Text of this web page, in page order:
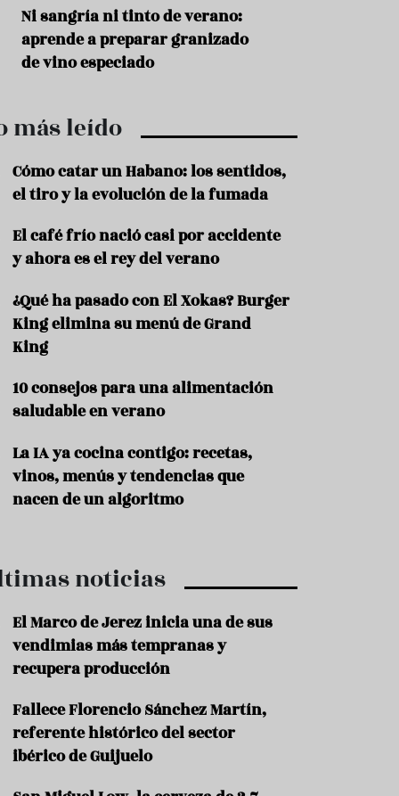
t
o
m
R
e
S
u
d
o
d
o
n
Ni sangría ni tinto de verano:
aprende a preparar granizado
de vino especiado
más leído
Cómo catar un Habano: los sentidos,
el tiro y la evolución de la fumada
El café frío nació casi por accidente
y ahora es el rey del verano
¿Qué ha pasado con El Xokas? Burger
King elimina su menú de Grand
King
10 consejos para una alimentación
saludable en verano
La IA ya cocina contigo: recetas,
vinos, menús y tendencias que
nacen de un algoritmo
noticias
El Marco de Jerez inicia una de sus
vendimias más tempranas y
recupera producción
Fallece Florencio Sánchez Martín,
referente histórico del sector
ibérico de Guijuelo